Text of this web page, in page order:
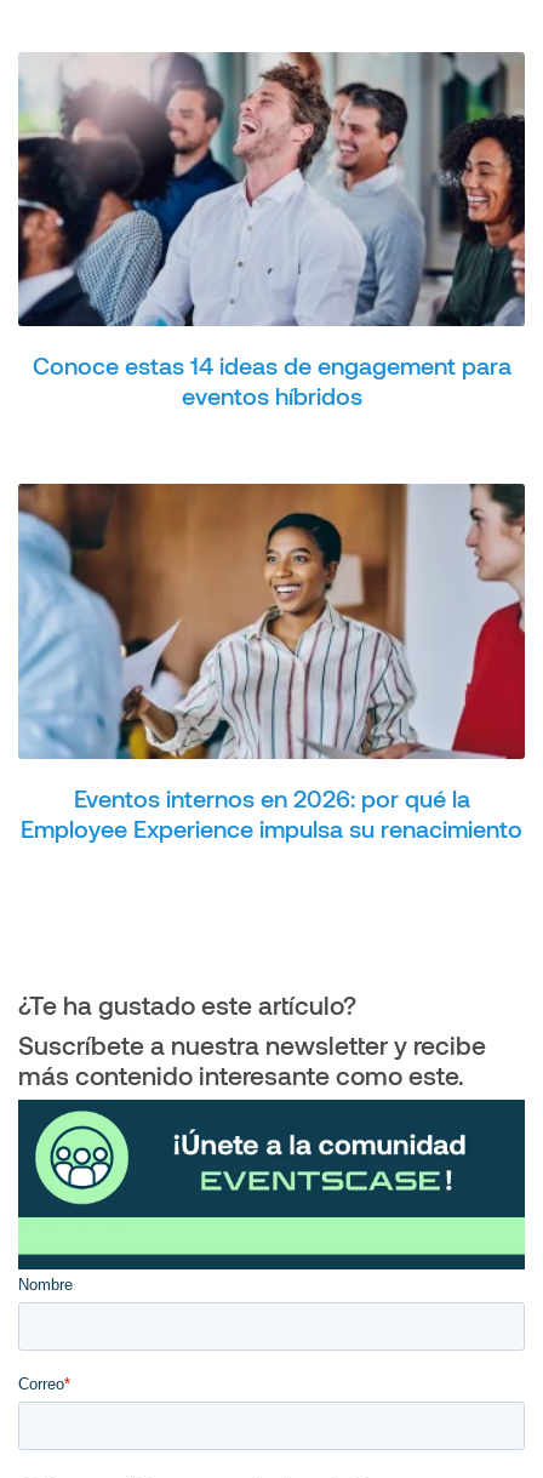
Conoce estas 14 ideas de engagement para
eventos híbridos
Eventos internos en 2026: por qué la
Employee Experience impulsa su renacimiento
¿Te ha gustado este artículo?
Suscríbete a nuestra newsletter y recibe
más contenido interesante como este.